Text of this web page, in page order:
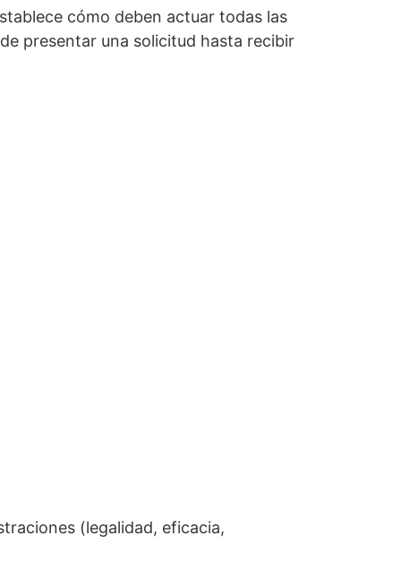
cómo deben actuar todas las
presentar una solicitud hasta recibir
(legalidad, eficacia,